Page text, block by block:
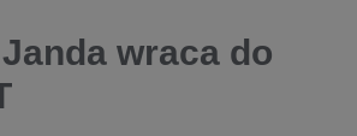
wraca do